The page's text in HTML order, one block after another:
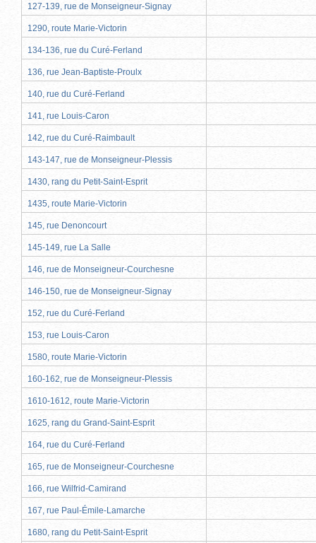
127-139, rue de Monseigneur-Signay
1290, route Marie-Victorin
134-136, rue du Curé-Ferland
136, rue Jean-Baptiste-Proulx
140, rue du Curé-Ferland
141, rue Louis-Caron
142, rue du Curé-Raimbault
143-147, rue de Monseigneur-Plessis
1430, rang du Petit-Saint-Esprit
1435, route Marie-Victorin
145, rue Denoncourt
145-149, rue La Salle
146, rue de Monseigneur-Courchesne
146-150, rue de Monseigneur-Signay
152, rue du Curé-Ferland
153, rue Louis-Caron
1580, route Marie-Victorin
160-162, rue de Monseigneur-Plessis
1610-1612, route Marie-Victorin
1625, rang du Grand-Saint-Esprit
164, rue du Curé-Ferland
165, rue de Monseigneur-Courchesne
166, rue Wilfrid-Camirand
167, rue Paul-Émile-Lamarche
1680, rang du Petit-Saint-Esprit